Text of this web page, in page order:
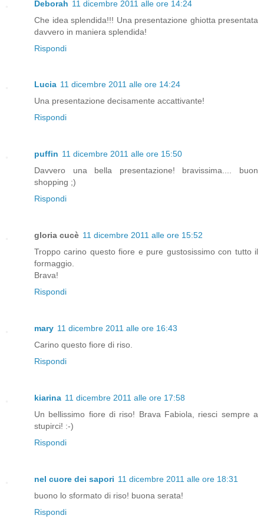
Deborah 11 dicembre 2011 alle ore 14:24
Che idea splendida!!! Una presentazione ghiotta presentata
davvero in maniera splendida!
Rispondi
Lucia 11 dicembre 2011 alle ore 14:24
Una presentazione decisamente accattivante!
Rispondi
puffin 11 dicembre 2011 alle ore 15:50
Davvero una bella presentazione! bravissima.... buon
shopping ;)
Rispondi
gloria cucè 11 dicembre 2011 alle ore 15:52
Troppo carino questo fiore e pure gustosissimo con tutto il
formaggio.
Brava!
Rispondi
mary 11 dicembre 2011 alle ore 16:43
Carino questo fiore di riso.
Rispondi
kiarina 11 dicembre 2011 alle ore 17:58
Un bellissimo fiore di riso! Brava Fabiola, riesci sempre a
stupirci! :-)
Rispondi
nel cuore dei sapori 11 dicembre 2011 alle ore 18:31
buono lo sformato di riso! buona serata!
Rispondi